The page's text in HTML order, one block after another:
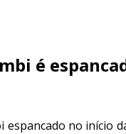
é
no início